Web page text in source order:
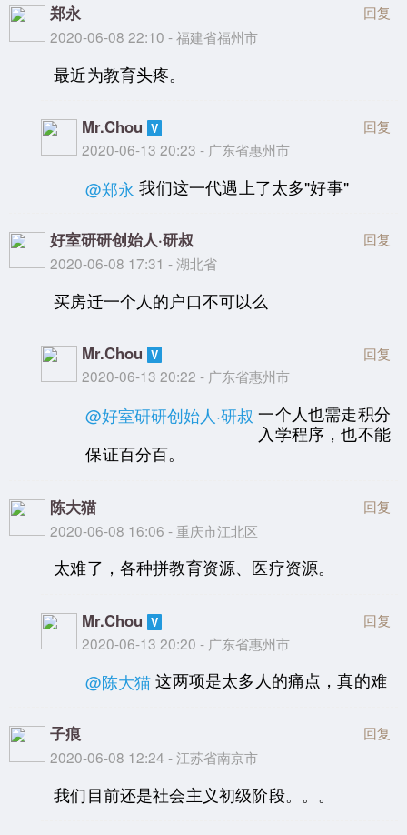
郑永
2020-06-08 22:10 - 福建省福州市
回复
最近为教育头疼。
Mr.Chou
2020-06-13 20:23 - 广东省惠州市
回复
@郑永 我们这一代遇上了太多"好事"
好室研研创始人·研叔
2020-06-08 17:31 - 湖北省
回复
买房迁一个人的户口不可以么
Mr.Chou
2020-06-13 20:22 - 广东省惠州市
回复
@好室研研创始人·研叔 一个人也需走积分
入学程序，也不能
保证百分百。
陈大猫
2020-06-08 16:06 - 重庆市江北区
回复
太难了，各种拼教育资源、医疗资源。
Mr.Chou
2020-06-13 20:20 - 广东省惠州市
回复
@陈大猫 这两项是太多人的痛点，真的难
子痕
2020-06-08 12:24 - 江苏省南京市
回复
我们目前还是社会主义初级阶段。。。